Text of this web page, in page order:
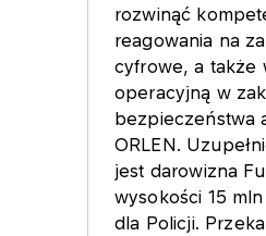
rozwinąć
reagowania na
cyfrowe, a także
operacyjną w
bezpieczeństwa
ORLEN.
jest darowizna
wysokości 15
dla Policji.